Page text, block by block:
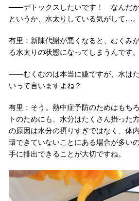
――デトックスしたいです！ なんだか
というか、水太りしている気がして…。
有里：新陳代謝が悪くなると、むくみ
る水太りの状態になってしまうんです。
――むくむのは本当に嫌ですが、水は
いって言いますよね？
有里：そう。熱中症予防のためはもち
トのためにも、水分はたくさん摂った
の原因は水分の摂りすぎではなく、体
環できていないことにある場合が多い
手に排出できることが大切ですね。